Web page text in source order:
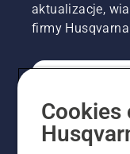
aktualizacje,
firmy
Cookies